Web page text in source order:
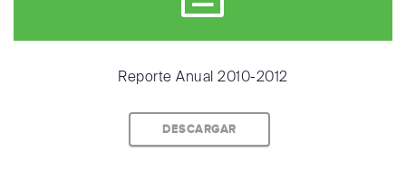
Reporte Anual 2010-2012
DESCARGAR